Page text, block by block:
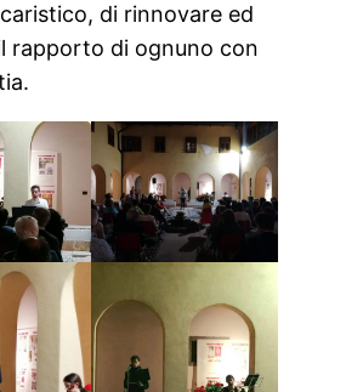
di rinnovare ed
rapporto di ognuno con